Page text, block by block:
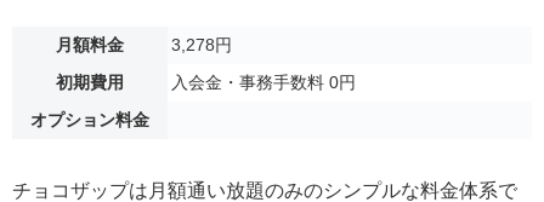
月額料金
3,278円
初期費用
入会金・事務手数料 0円
オプション料金
チョコザップは月額通い放題のみのシンプルな料金体系で